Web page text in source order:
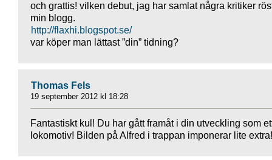
och grattis! vilken debut, jag har samlat några kritiker
min blogg.
http://flaxhi.blogspot.se/
var köper man lättast ”din” tidning?
Thomas Fels
19 september 2012 kl 18:28
Fantastiskt kul! Du har gått framåt i din utveckling som
lokomotiv! Bilden på Alfred i trappan imponerar lite extra!